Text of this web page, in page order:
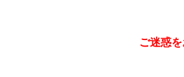
ご迷惑